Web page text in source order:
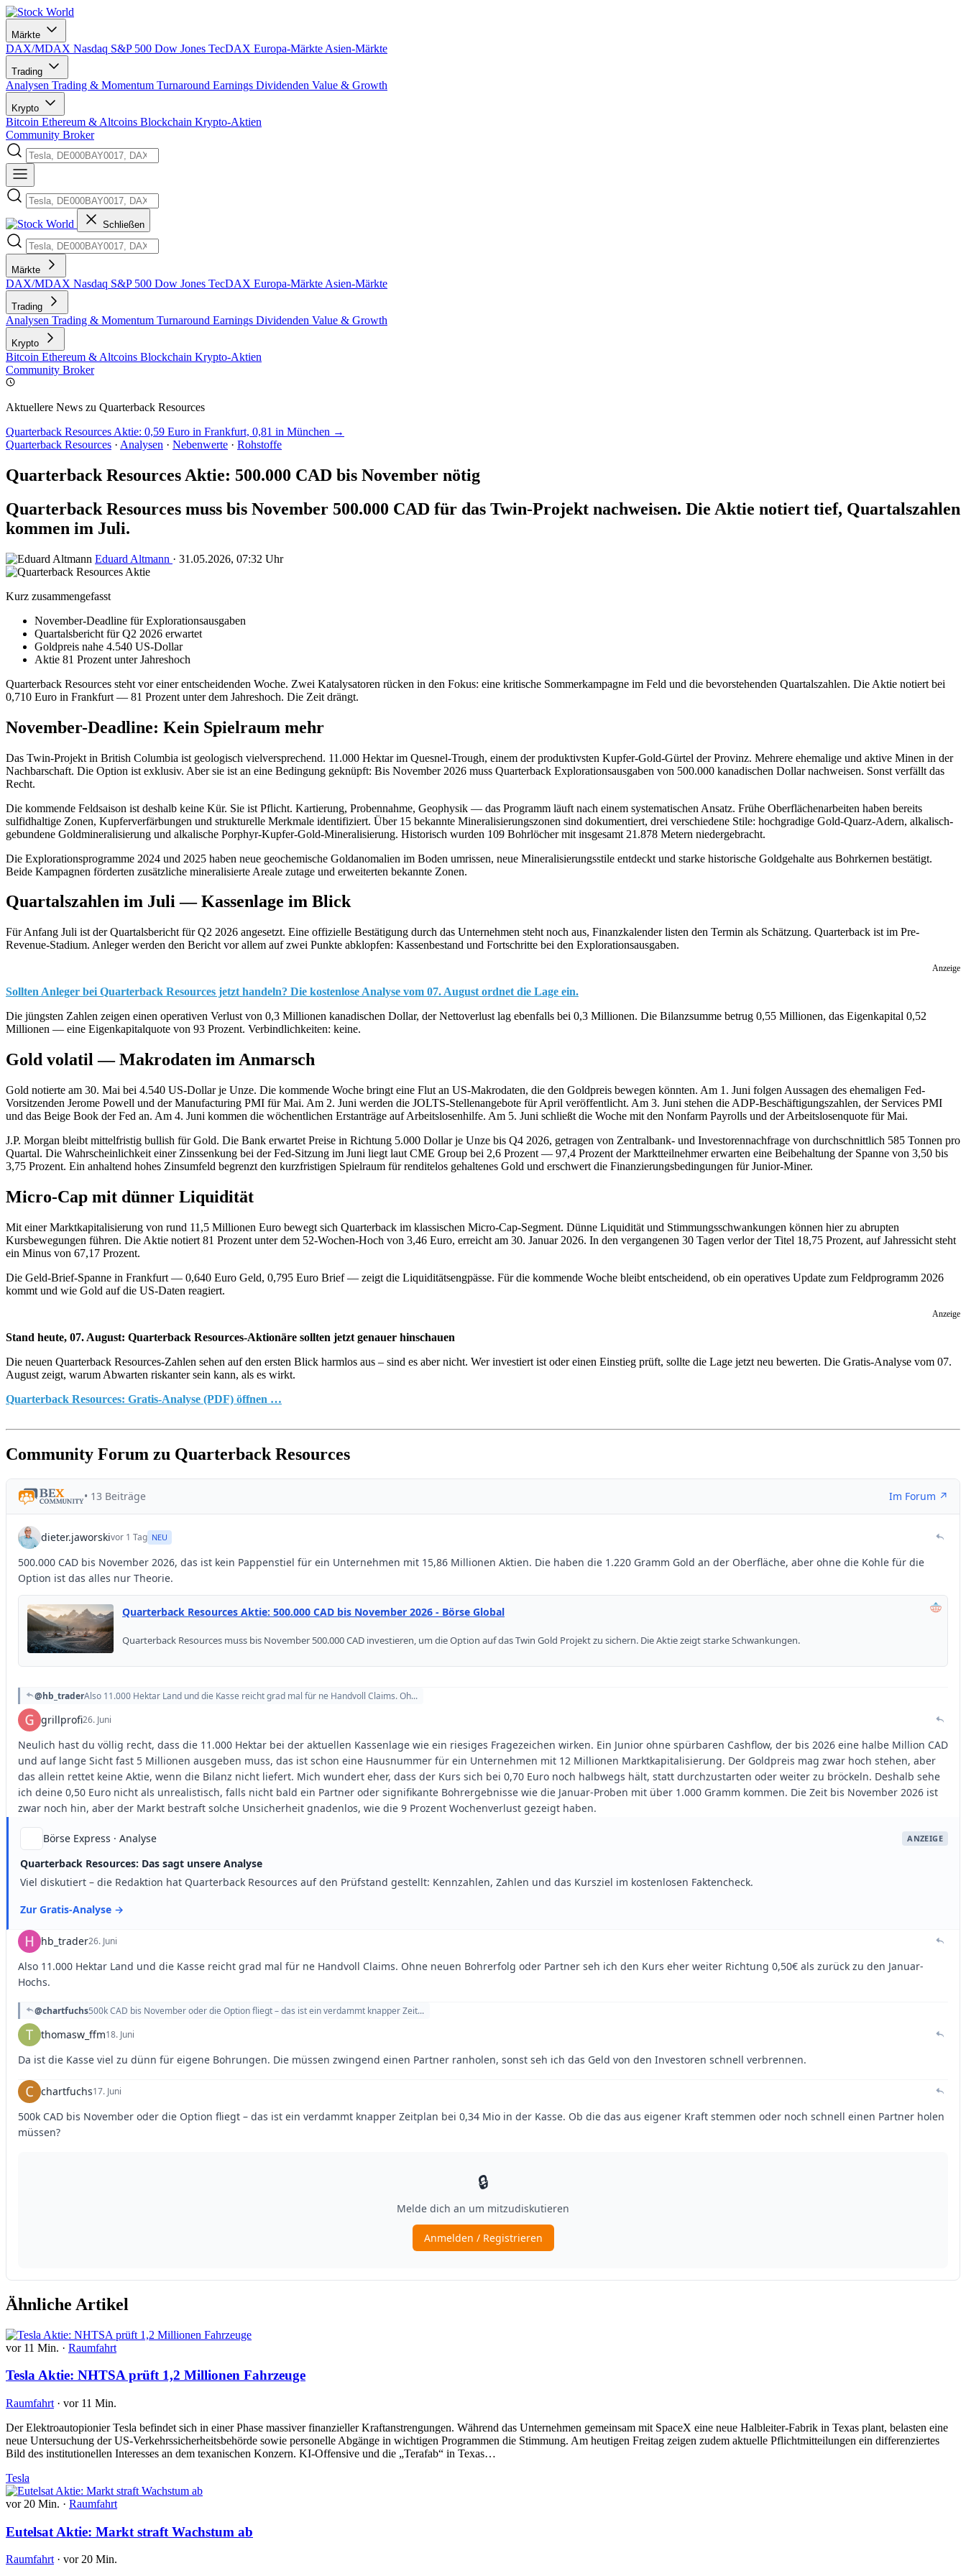
Märkte
DAX/MDAX Nasdaq S&P 500 Dow Jones TecDAX Europa-Märkte Asien-Märkte
Trading
Analysen Trading & Momentum Turnaround Earnings Dividenden Value & Growth
Krypto
Bitcoin Ethereum & Altcoins Blockchain Krypto-Aktien
Community Broker
Schließen
Märkte
DAX/MDAX Nasdaq S&P 500 Dow Jones TecDAX Europa-Märkte Asien-Märkte
Trading
Analysen Trading & Momentum Turnaround Earnings Dividenden Value & Growth
Krypto
Bitcoin Ethereum & Altcoins Blockchain Krypto-Aktien
Community Broker
Aktuellere News zu Quarterback Resources
Quarterback Resources Aktie: 0,59 Euro in Frankfurt, 0,81 in München →
Quarterback Resources · Analysen · Nebenwerte · Rohstoffe
Quarterback Resources Aktie: 500.000 CAD bis November nötig
Quarterback Resources muss bis November 500.000 CAD für das Twin-Projekt nachweisen. Die Aktie notiert tief, Quartalszahlen
kommen im Juli.
Eduard Altmann · 31.05.2026, 07:32 Uhr
Kurz zusammengefasst
November-Deadline für Explorationsausgaben
Quartalsbericht für Q2 2026 erwartet
Goldpreis nahe 4.540 US-Dollar
Aktie 81 Prozent unter Jahreshoch
Quarterback Resources steht vor einer entscheidenden Woche. Zwei Katalysatoren rücken in den Fokus: eine kritische Sommerkampagne im Feld und die bevorstehenden Quartalszahlen. Die Aktie notiert bei
0,710 Euro in Frankfurt — 81 Prozent unter dem Jahreshoch. Die Zeit drängt.
November-Deadline: Kein Spielraum mehr
Das Twin-Projekt in British Columbia ist geologisch vielversprechend. 11.000 Hektar im Quesnel-Trough, einem der produktivsten Kupfer-Gold-Gürtel der Provinz. Mehrere ehemalige und aktive Minen in der
Nachbarschaft. Die Option ist exklusiv. Aber sie ist an eine Bedingung geknüpft: Bis November 2026 muss Quarterback Explorationsausgaben von 500.000 kanadischen Dollar nachweisen. Sonst verfällt das
Recht.
Die kommende Feldsaison ist deshalb keine Kür. Sie ist Pflicht. Kartierung, Probennahme, Geophysik — das Programm läuft nach einem systematischen Ansatz. Frühe Oberflächenarbeiten haben bereits
sulfidhaltige Zonen, Kupferverfärbungen und strukturelle Merkmale identifiziert. Über 15 bekannte Mineralisierungszonen sind dokumentiert, drei verschiedene Stile: hochgradige Gold-Quarz-Adern, alkalisch-
gebundene Goldmineralisierung und alkalische Porphyr-Kupfer-Gold-Mineralisierung. Historisch wurden 109 Bohrlöcher mit insgesamt 21.878 Metern niedergebracht.
Die Explorationsprogramme 2024 und 2025 haben neue geochemische Goldanomalien im Boden umrissen, neue Mineralisierungsstile entdeckt und starke historische Goldgehalte aus Bohrkernen bestätigt.
Beide Kampagnen förderten zusätzliche mineralisierte Areale zutage und erweiterten bekannte Zonen.
Quartalszahlen im Juli — Kassenlage im Blick
Für Anfang Juli ist der Quartalsbericht für Q2 2026 angesetzt. Eine offizielle Bestätigung durch das Unternehmen steht noch aus, Finanzkalender listen den Termin als Schätzung. Quarterback ist im Pre-
Revenue-Stadium. Anleger werden den Bericht vor allem auf zwei Punkte abklopfen: Kassenbestand und Fortschritte bei den Explorationsausgaben.
Anzeige
Sollten Anleger bei Quarterback Resources jetzt handeln? Die kostenlose Analyse vom 07. August ordnet die Lage ein.
Die jüngsten Zahlen zeigen einen operativen Verlust von 0,3 Millionen kanadischen Dollar, der Nettoverlust lag ebenfalls bei 0,3 Millionen. Die Bilanzsumme betrug 0,55 Millionen, das Eigenkapital 0,52
Millionen — eine Eigenkapitalquote von 93 Prozent. Verbindlichkeiten: keine.
Gold volatil — Makrodaten im Anmarsch
Gold notierte am 30. Mai bei 4.540 US-Dollar je Unze. Die kommende Woche bringt eine Flut an US-Makrodaten, die den Goldpreis bewegen könnten. Am 1. Juni folgen Aussagen des ehemaligen Fed-
Vorsitzenden Jerome Powell und der Manufacturing PMI für Mai. Am 2. Juni werden die JOLTS-Stellenangebote für April veröffentlicht. Am 3. Juni stehen die ADP-Beschäftigungszahlen, der Services PMI
und das Beige Book der Fed an. Am 4. Juni kommen die wöchentlichen Erstanträge auf Arbeitslosenhilfe. Am 5. Juni schließt die Woche mit den Nonfarm Payrolls und der Arbeitslosenquote für Mai.
J.P. Morgan bleibt mittelfristig bullish für Gold. Die Bank erwartet Preise in Richtung 5.000 Dollar je Unze bis Q4 2026, getragen von Zentralbank- und Investorennachfrage von durchschnittlich 585 Tonnen pro
Quartal. Die Wahrscheinlichkeit einer Zinssenkung bei der Fed-Sitzung im Juni liegt laut CME Group bei 2,6 Prozent — 97,4 Prozent der Marktteilnehmer erwarten eine Beibehaltung der Spanne von 3,50 bis
3,75 Prozent. Ein anhaltend hohes Zinsumfeld begrenzt den kurzfristigen Spielraum für renditelos gehaltenes Gold und erschwert die Finanzierungsbedingungen für Junior-Miner.
Micro-Cap mit dünner Liquidität
Mit einer Marktkapitalisierung von rund 11,5 Millionen Euro bewegt sich Quarterback im klassischen Micro-Cap-Segment. Dünne Liquidität und Stimmungsschwankungen können hier zu abrupten
Kursbewegungen führen. Die Aktie notiert 81 Prozent unter dem 52-Wochen-Hoch von 3,46 Euro, erreicht am 30. Januar 2026. In den vergangenen 30 Tagen verlor der Titel 18,75 Prozent, auf Jahressicht steht
ein Minus von 67,17 Prozent.
Die Geld-Brief-Spanne in Frankfurt — 0,640 Euro Geld, 0,795 Euro Brief — zeigt die Liquiditätsengpässe. Für die kommende Woche bleibt entscheidend, ob ein operatives Update zum Feldprogramm 2026
kommt und wie Gold auf die US-Daten reagiert.
Anzeige
Stand heute, 07. August: Quarterback Resources-Aktionäre sollten jetzt genauer hinschauen
Die neuen Quarterback Resources-Zahlen sehen auf den ersten Blick harmlos aus – sind es aber nicht. Wer investiert ist oder einen Einstieg prüft, sollte die Lage jetzt neu bewerten. Die Gratis-Analyse vom 07.
August zeigt, warum Abwarten riskanter sein kann, als es wirkt.
Quarterback Resources: Gratis-Analyse (PDF) öffnen …
Community Forum zu Quarterback Resources
Ähnliche Artikel
vor 11 Min. · Raumfahrt
Tesla Aktie: NHTSA prüft 1,2 Millionen Fahrzeuge
Raumfahrt · vor 11 Min.
Der Elektroautopionier Tesla befindet sich in einer Phase massiver finanzieller Kraftanstrengungen. Während das Unternehmen gemeinsam mit SpaceX eine neue Halbleiter-Fabrik in Texas plant, belasten eine
neue Untersuchung der US-Verkehrssicherheitsbehörde sowie personelle Abgänge in wichtigen Programmen die Stimmung. Am heutigen Freitag zeigen zudem aktuelle Pflichtmitteilungen ein differenziertes
Bild des institutionellen Interesses an dem texanischen Konzern. KI-Offensive und die „Terafab“ in Texas…
Tesla
vor 20 Min. · Raumfahrt
Eutelsat Aktie: Markt straft Wachstum ab
Raumfahrt · vor 20 Min.